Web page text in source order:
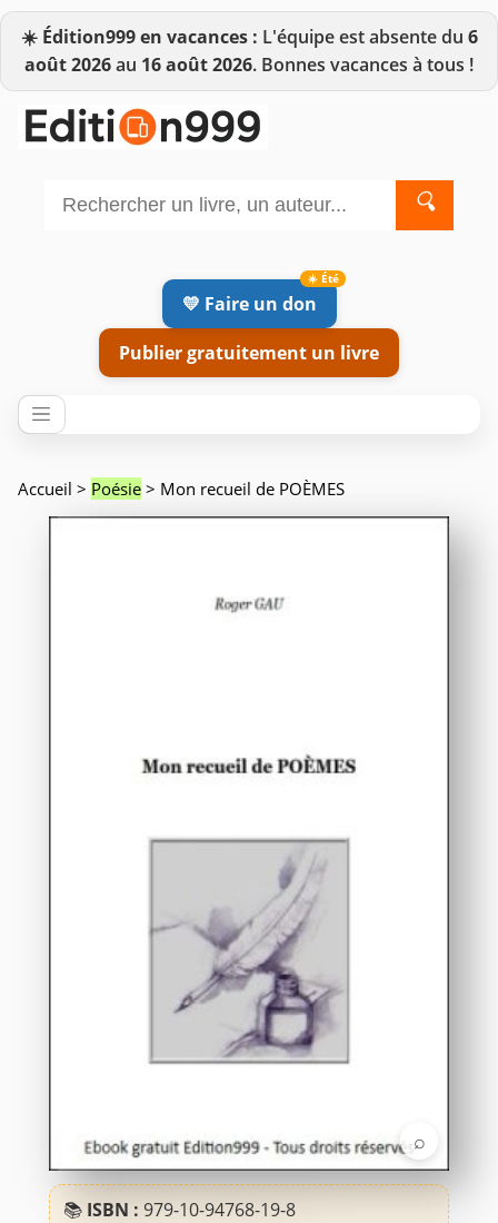
☀️ Édition999 en vacances : L'équipe est absente du 6
août 2026au 16 août 2026. Bonnes vacances à tous !
🔍
💛 Faire un don
Publier gratuitement un livre
Accueil > Poésie > Mon recueil de POÈMES
⌕
📚 ISBN : 979-10-94768-19-8